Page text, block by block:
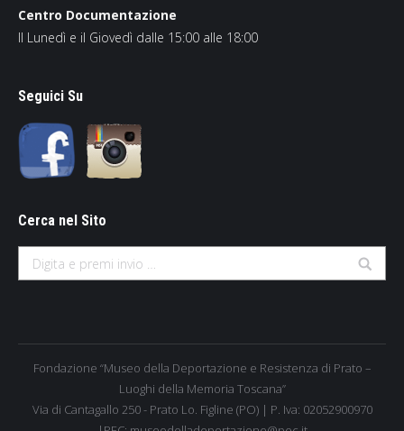
Centro Documentazione
Il Lunedì e il Giovedì dalle 15:00 alle 18:00
Seguici Su
Cerca nel Sito
Search:
Fondazione “Museo della Deportazione e Resistenza di Prato –
Luoghi della Memoria Toscana”
Via di Cantagallo 250 - Prato Lo. Figline (PO) | P. Iva: 02052900970